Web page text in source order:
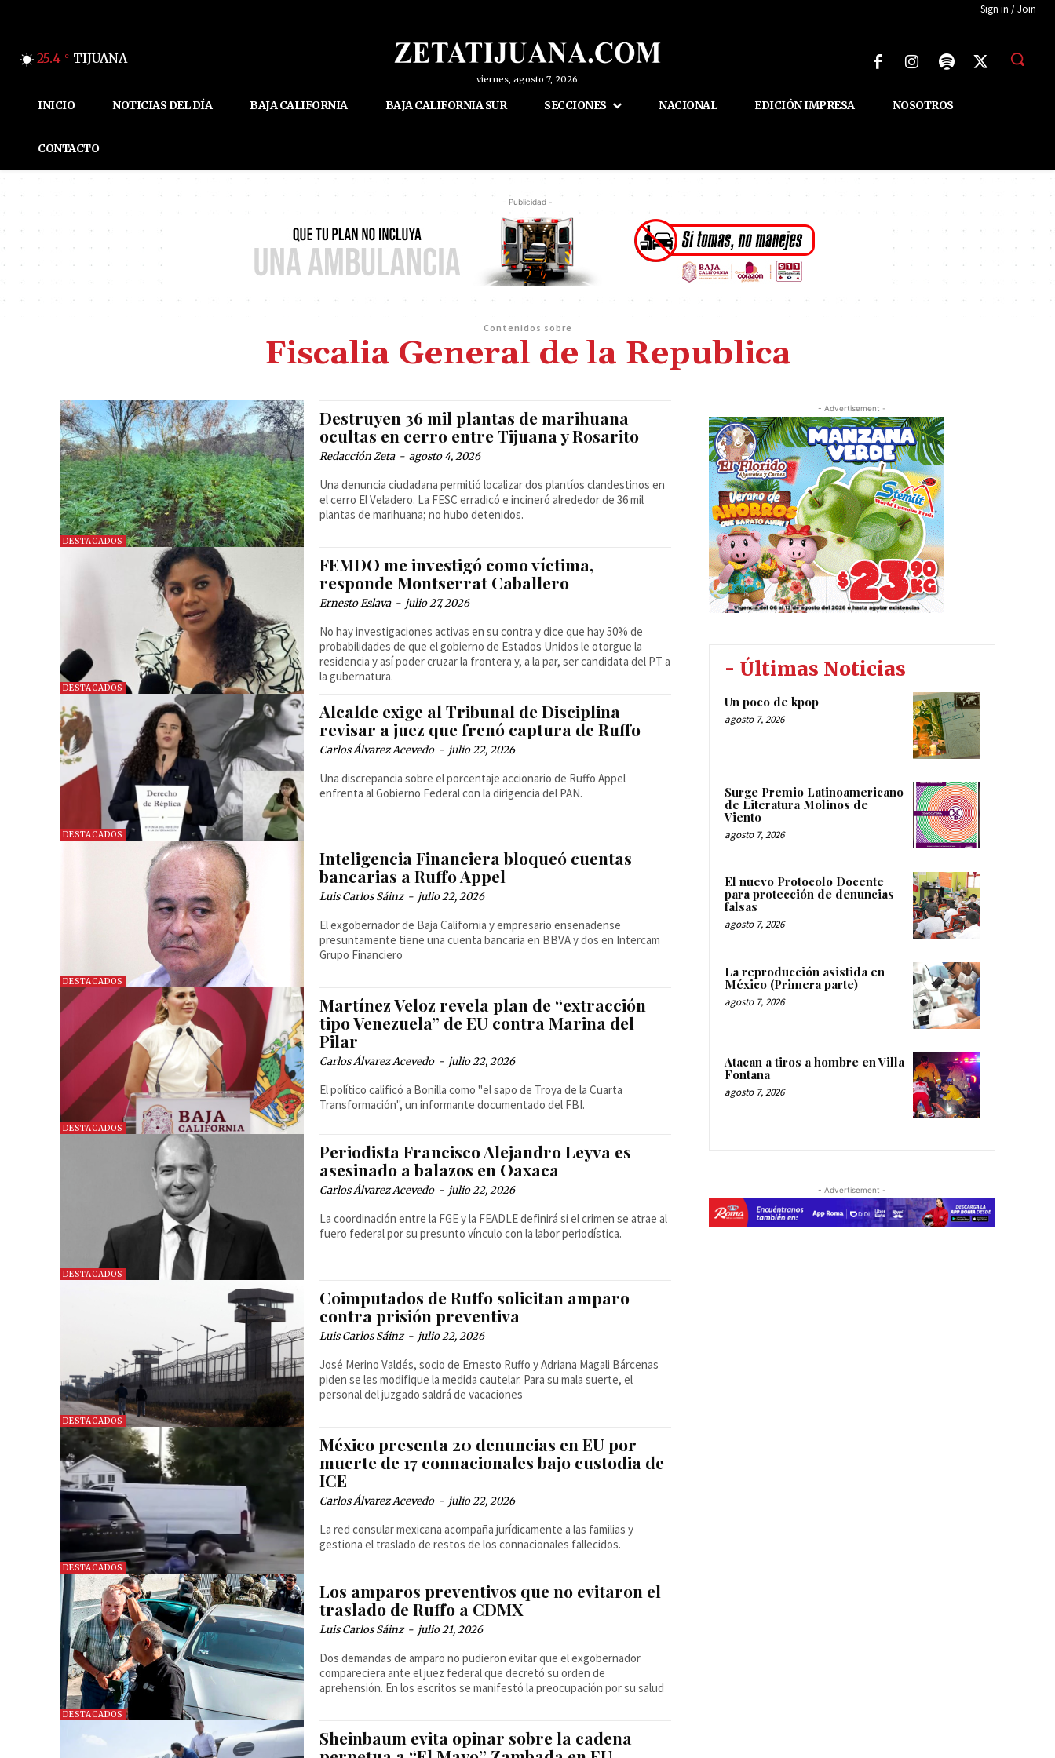
Sign in / Join
25.4 C TIJUANA
viernes, agosto 7, 2026
INICIO NOTICIAS DEL DÍA BAJA CALIFORNIA BAJA CALIFORNIA SUR SECCIONES NACIONAL EDICIÓN IMPRESA NOSOTROS
CONTACTO
- Publicidad -
Contenidos sobre
Fiscalia General de la Republica
DESTACADOS
Destruyen 36 mil plantas de marihuana
ocultas en cerro entre Tijuana y Rosarito
Redacción Zeta - agosto 4, 2026
Una denuncia ciudadana permitió localizar dos plantíos clandestinos en
el cerro El Veladero. La FESC erradicó e incineró alrededor de 36 mil
plantas de marihuana; no hubo detenidos.
DESTACADOS
FEMDO me investigó como víctima,
responde Montserrat Caballero
Ernesto Eslava - julio 27, 2026
No hay investigaciones activas en su contra y dice que hay 50% de
probabilidades de que el gobierno de Estados Unidos le otorgue la
residencia y así poder cruzar la frontera y, a la par, ser candidata del PT a
la gubernatura.
DESTACADOS
Alcalde exige al Tribunal de Disciplina
revisar a juez que frenó captura de Ruffo
Carlos Álvarez Acevedo - julio 22, 2026
Una discrepancia sobre el porcentaje accionario de Ruffo Appel
enfrenta al Gobierno Federal con la dirigencia del PAN.
DESTACADOS
Inteligencia Financiera bloqueó cuentas
bancarias a Ruffo Appel
Luis Carlos Sáinz - julio 22, 2026
El exgobernador de Baja California y empresario ensenadense
presuntamente tiene una cuenta bancaria en BBVA y dos en Intercam
Grupo Financiero
DESTACADOS
Martínez Veloz revela plan de “extracción
tipo Venezuela” de EU contra Marina del
Pilar
Carlos Álvarez Acevedo - julio 22, 2026
El político calificó a Bonilla como "el sapo de Troya de la Cuarta
Transformación", un informante documentado del FBI.
DESTACADOS
Periodista Francisco Alejandro Leyva es
asesinado a balazos en Oaxaca
Carlos Álvarez Acevedo - julio 22, 2026
La coordinación entre la FGE y la FEADLE definirá si el crimen se atrae al
fuero federal por su presunto vínculo con la labor periodística.
DESTACADOS
Coimputados de Ruffo solicitan amparo
contra prisión preventiva
Luis Carlos Sáinz - julio 22, 2026
José Merino Valdés, socio de Ernesto Ruffo y Adriana Magali Bárcenas
piden se les modifique la medida cautelar. Para su mala suerte, el
personal del juzgado saldrá de vacaciones
DESTACADOS
México presenta 20 denuncias en EU por
muerte de 17 connacionales bajo custodia de
ICE
Carlos Álvarez Acevedo - julio 22, 2026
La red consular mexicana acompaña jurídicamente a las familias y
gestiona el traslado de restos de los connacionales fallecidos.
DESTACADOS
Los amparos preventivos que no evitaron el
traslado de Ruffo a CDMX
Luis Carlos Sáinz - julio 21, 2026
Dos demandas de amparo no pudieron evitar que el exgobernador
compareciera ante el juez federal que decretó su orden de
aprehensión. En los escritos se manifestó la preocupación por su salud
Sheinbaum evita opinar sobre la cadena
- Advertisement -
- Últimas Noticias
Un poco de kpop
agosto 7, 2026
Surge Premio Latinoamericano
de Literatura Molinos de
Viento
agosto 7, 2026
El nuevo Protocolo Docente
para protección de denuncias
falsas
agosto 7, 2026
La reproducción asistida en
México (Primera parte)
agosto 7, 2026
Atacan a tiros a hombre en Villa
Fontana
agosto 7, 2026
- Advertisement -